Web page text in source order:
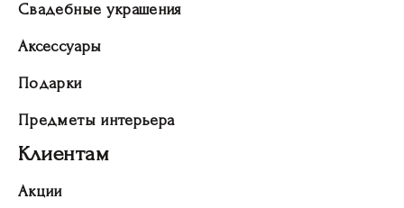
Свадебные украшения
Аксессуары
Подарки
Предметы интерьера
Клиентам
Акции